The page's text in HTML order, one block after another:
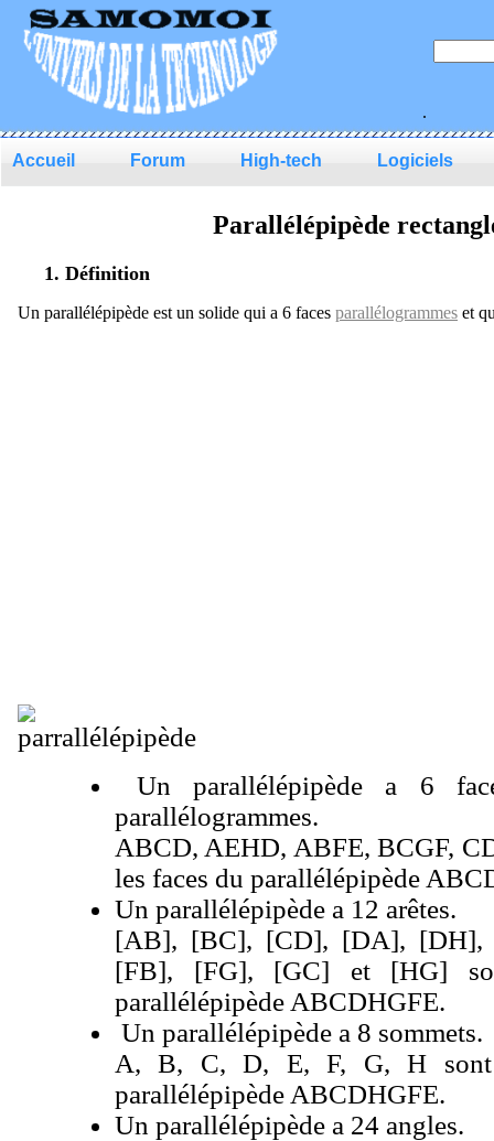
.
Accueil Forum High-tech Logiciels
Parallélépipède
1. Définition
Un parallélépipède est un solide qui a 6 faces parallélogrammes et
Un parallélépipède a 6
parallélogrammes.
ABCD, AEHD, ABFE, BCGF,
les faces du parallélépipède
Un parallélépipède a 12 arêtes.
[AB], [BC], [CD], [DA], [DH],
[FB], [FG], [GC] et [HG]
parallélépipède ABCDHGFE.
Un parallélépipède a 8 sommets.
A, B, C, D, E, F, G, H sont
parallélépipède ABCDHGFE.
Un parallélépipède a 24 angles.